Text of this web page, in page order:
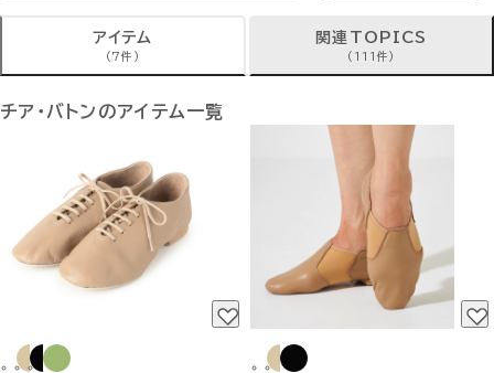
アイテム
(7件)
関連TOPICS
(111件)
チア・バトンのアイテム一覧